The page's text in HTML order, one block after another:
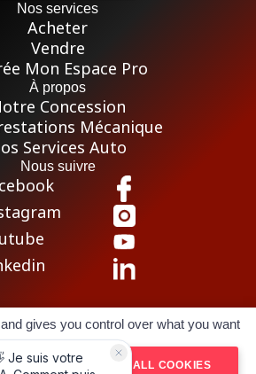
Nos services
Acheter
Vendre
Mon Espace Pro
À propos
Concession
Mécanique
Services Auto
Nous suivre
privilégiez la marche ou le vélo
générales de vente
Mentions légales
gives you control over what you want
DENY ALL COOKIES